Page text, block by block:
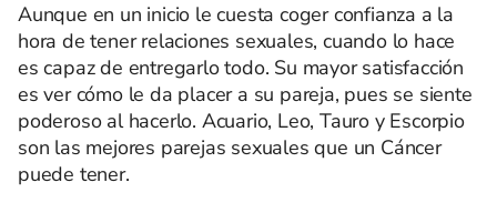
Aunque en un inicio le cuesta coger confianza a la
hora de tener relaciones sexuales, cuando lo hace
es capaz de entregarlo todo. Su mayor satisfacción
es ver cómo le da placer a su pareja, pues se siente
poderoso al hacerlo. Acuario, Leo, Tauro y Escorpio
son las mejores parejas sexuales que un Cáncer
puede tener.